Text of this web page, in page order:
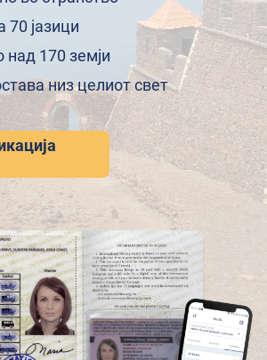
70 јазици
170 земји
низ целиот свет